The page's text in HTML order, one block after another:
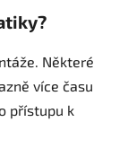
Některé
více času
přístupu k